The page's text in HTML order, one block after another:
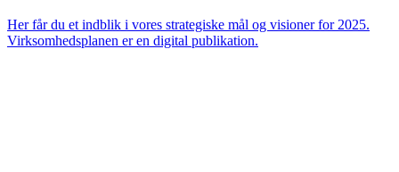
Her får du et indblik i vores strategiske mål og visioner for 2025.
Virksomhedsplanen er en digital publikation.